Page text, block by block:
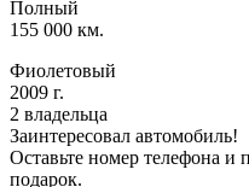
Полный
155 000 км.
Фиолетовый
2009 г.
2 владельца
Заинтересовал автомобиль!
Оставьте номер телефона
подарок.